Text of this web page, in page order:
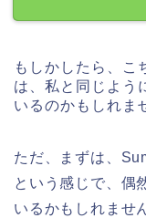
もしかしたら、こ
は、私と同じよう
いるのかもしれま
ただ、まずは、
という感じで、偶
いるかもしれませ